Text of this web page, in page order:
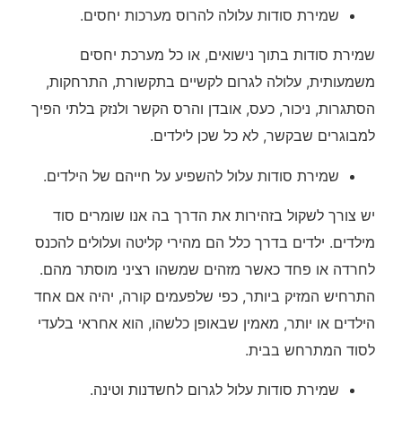
שמירת סודות עלולה להרוס מערכות יחסים.
שמירת סודות בתוך נישואים, או כל מערכת יחסים
משמעותית, עלולה לגרום לקשיים בתקשורת, התרחקות,
הסתגרות, ניכור, כעס, אובדן והרס הקשר ולנזק בלתי הפיך
למבוגרים שבקשר, לא כל שכן לילדים.
שמירת סודות עלול להשפיע על חייהם של הילדים.
יש צורך לשקול בזהירות את הדרך בה אנו שומרים סוד
מילדים. ילדים בדרך כלל הם מהירי קליטה ועלולים להכנס
לחרדה או פחד כאשר מזהים שמשהו רציני מוסתר מהם.
התרחיש המזיק ביותר, כפי שלפעמים קורה, יהיה אם אחד
הילדים או יותר, מאמין שבאופן כלשהו, הוא אחראי בלעדי
לסוד המתרחש בבית.
שמירת סודות עלול לגרום לחשדנות וטינה.